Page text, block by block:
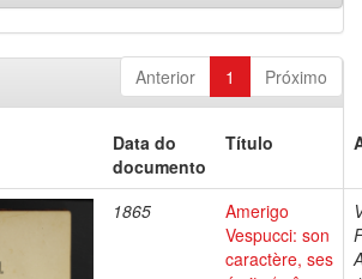
Anterior 1 Próximo
Data do
documento
Título
1865
Amerigo
Vespucci: son
caractère, ses